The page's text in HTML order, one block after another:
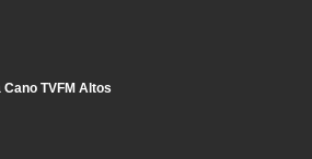
Cano TVFM Altos